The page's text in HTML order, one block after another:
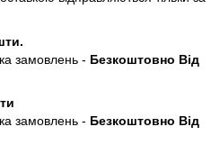
замовлень - Безкоштовно Від
замовлень - Безкоштовно Від